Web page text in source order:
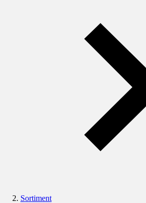
Sortiment